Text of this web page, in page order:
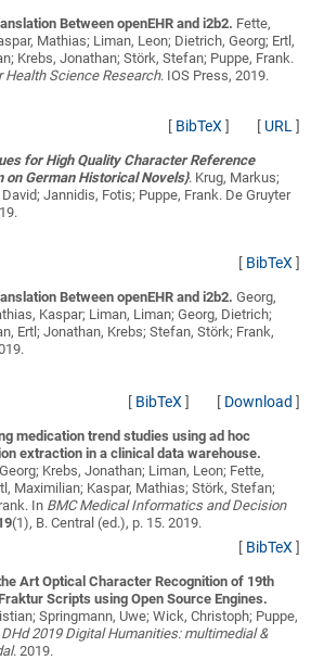
Between openEHR and i2b2. Fette,
Mathias; Liman, Leon; Dietrich, Georg; Ertl,
Krebs, Jonathan; Störk, Stefan; Puppe, Frank.
Health Science Research. IOS Press, 2019.
[ BibTeX ] [ URL ]
for High Quality Character Reference
on German Historical Novels}. Krug, Markus;
Jannidis, Fotis; Puppe, Frank. De Gruyter
[ BibTeX ]
Between openEHR and i2b2. Georg,
Kaspar; Liman, Liman; Georg, Dietrich;
Ertl; Jonathan, Krebs; Stefan, Störk; Frank,
[ BibTeX ] [ Download ]
medication trend studies using ad hoc
extraction in a clinical data warehouse.
Krebs, Jonathan; Liman, Leon; Fette,
Maximilian; Kaspar, Mathias; Störk, Stefan;
. In BMC Medical Informatics and Decision
(1), B. Central (ed.), p. 15. 2019.
[ BibTeX ]
Art Optical Character Recognition of 19th
Scripts using Open Source Engines.
Springmann, Uwe; Wick, Christoph; Puppe,
DHd 2019 Digital Humanities: multimedial &
. 2019.